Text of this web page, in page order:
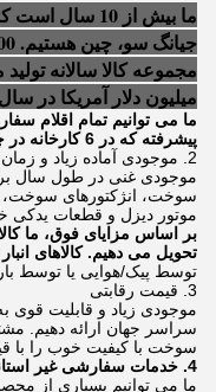
ما بیش از 10
میلیون دلار آمریکا در
ما می توانیم تمام اقلام
پیشرفته که در 6 کارخانه در چین فعال هستند، به طور عالی تکمیل کنیم.
2. موجودی آماده زیاد و زمان تحویل سریع
موجودی غنی در طول سال
موتور دیزل و قطعات یدکی
بر اساس مزایای فوق، ما
تحویل می دهیم. کالاهای انبار ظرف 1-2 روز تحویل
توسط پیک/هوایی یا توسط
3. قیمت رقابتی
موجودی زیاد و قابلیت قوی
سراسر جهان ارائه دهیم.
سوخت با کیفیت خوب را با
4. خدمات سفارشی غیر استاندارد
ما می توانیم بسیاری از